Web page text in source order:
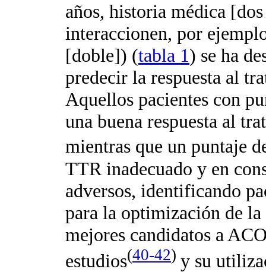
años, historia médica
interaccionen, por
[doble]) (tabla 1) se ha
predecir la respuesta al
Aquellos pacientes con
una buena respuesta al
mientras que un puntaje
TTR inadecuado y en
adversos, identificando
para la optimización de
mejores candidatos a
estudios(40-42) y su